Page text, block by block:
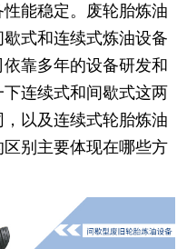
能稳定。废轮胎炼油
式和连续式炼油设备
靠多年的设备研发和
连续式和间歇式这两
以及连续式轮胎炼油
别主要体现在哪些方